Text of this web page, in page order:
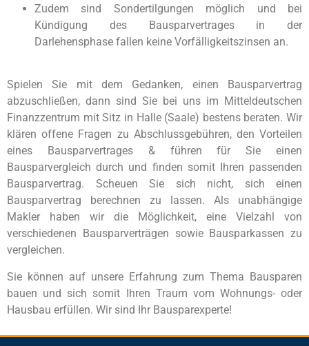
Zudem sind Sondertilgungen möglich und bei
Kündigung des Bausparvertrages in der
Darlehensphase fallen keine Vorfälligkeitszinsen an.
Spielen Sie mit dem Gedanken, einen Bausparvertrag
abzuschließen, dann sind Sie bei uns im Mitteldeutschen
Finanzzentrum mit Sitz in Halle (Saale) bestens beraten. Wir
klären offene Fragen zu Abschlussgebühren, den Vorteilen
eines Bausparvertrages & führen für Sie einen
Bausparvergleich durch und finden somit Ihren passenden
Bausparvertrag. Scheuen Sie sich nicht, sich einen
Bausparvertrag berechnen zu lassen. Als unabhängige
Makler haben wir die Möglichkeit, eine Vielzahl von
verschiedenen Bausparverträgen sowie Bausparkassen zu
vergleichen.
Sie können auf unsere Erfahrung zum Thema Bausparen
bauen und sich somit Ihren Traum vom Wohnungs- oder
Hausbau erfüllen. Wir sind Ihr Bausparexperte!